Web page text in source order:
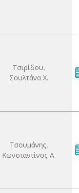
Τσιρίδου,
Σουλτάνα Χ.
Τσουμάνης,
Κωνσταντίνος Α.